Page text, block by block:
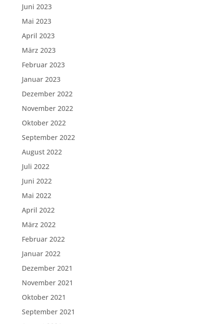
Juni 2023
Mai 2023
April 2023
März 2023
Februar 2023
Januar 2023
Dezember 2022
November 2022
Oktober 2022
September 2022
August 2022
Juli 2022
Juni 2022
Mai 2022
April 2022
März 2022
Februar 2022
Januar 2022
Dezember 2021
November 2021
Oktober 2021
September 2021